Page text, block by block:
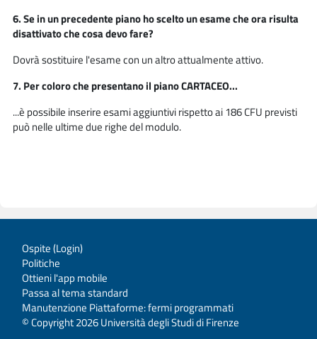
6. Se in un precedente piano ho scelto un esame che ora risulta
disattivato che cosa devo fare?
Dovrà sostituire l'esame con un altro attualmente attivo.
7. Per coloro che presentano il piano CARTACEO...
...è possibile inserire esami aggiuntivi rispetto ai 186 CFU previsti
può nelle ultime due righe del modulo.
Ospite (Login)
Politiche
Ottieni l'app mobile
Passa al tema standard
Manutenzione Piattaforme: fermi programmati
© Copyright 2026 Università degli Studi di Firenze